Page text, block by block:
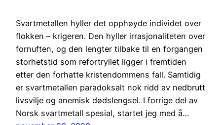
Svartmetallen hyller det opphøyde individet over
flokken – krigeren. Den hyller irrasjonaliteten over
fornuften, og den lengter tilbake til en forgangen
storhetstid som refortryllet ligger i fremtiden
etter den forhatte kristendommens fall. Samtidig
er svartmetallen paradoksalt nok ridd av nedbrutt
livsvilje og anemisk dødslengsel. I forrige del av
Norsk svartmetall spesial, startet jeg med å…